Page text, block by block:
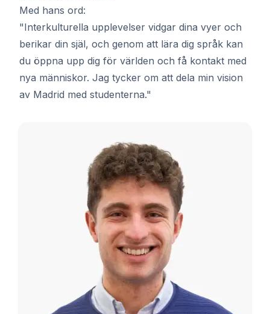
Med hans ord:
"Interkulturella upplevelser vidgar dina vyer och
berikar din själ, och genom att lära dig språk kan
du öppna upp dig för världen och få kontakt med
nya människor. Jag tycker om att dela min vision
av Madrid med studenterna."